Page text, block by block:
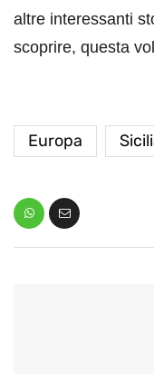
altre interessanti
scoprire, questa
Europa